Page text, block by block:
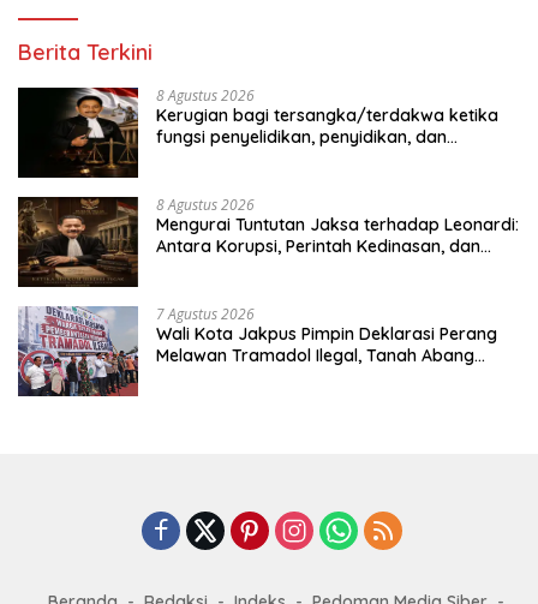
Berita Terkini
8 Agustus 2026
Kerugian bagi tersangka/terdakwa ketika
fungsi penyelidikan, penyidikan, dan
perkara koneksitas. Studi kasus dalam
penanganan perkara dugaan korupsi
pengadaan satelit Kemhan, dengan
8 Agustus 2026
Mengurai Tuntutan Jaksa terhadap Leonardi:
Antara Korupsi, Perintah Kedinasan, dan
7 Agustus 2026
Wali Kota Jakpus Pimpin Deklarasi Perang
Melawan Tramadol Ilegal, Tanah Abang